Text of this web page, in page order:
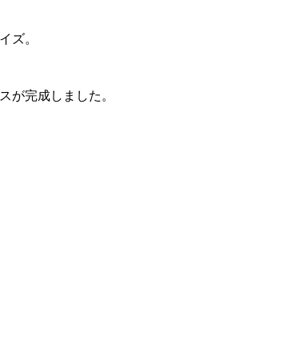
ズ。
が完成しました。